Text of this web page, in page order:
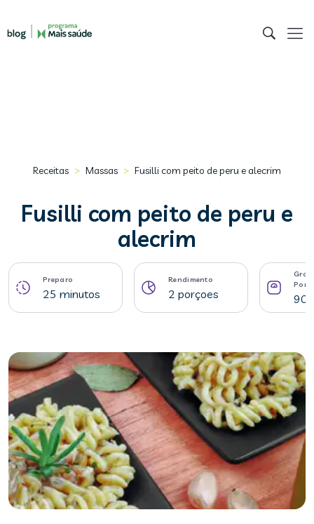
Receitas > Massas > Fusilli com peito de peru e alecrim
Fusilli com peito de peru e
alecrim
Preparo
25 minutos
Rendimento
2 porçoes 90